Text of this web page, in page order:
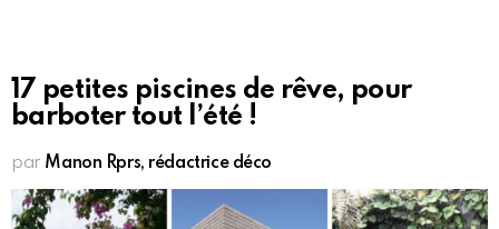
17 petites piscines de rêve, pour
barboter tout l’été !
par Manon Rprs, rédactrice déco